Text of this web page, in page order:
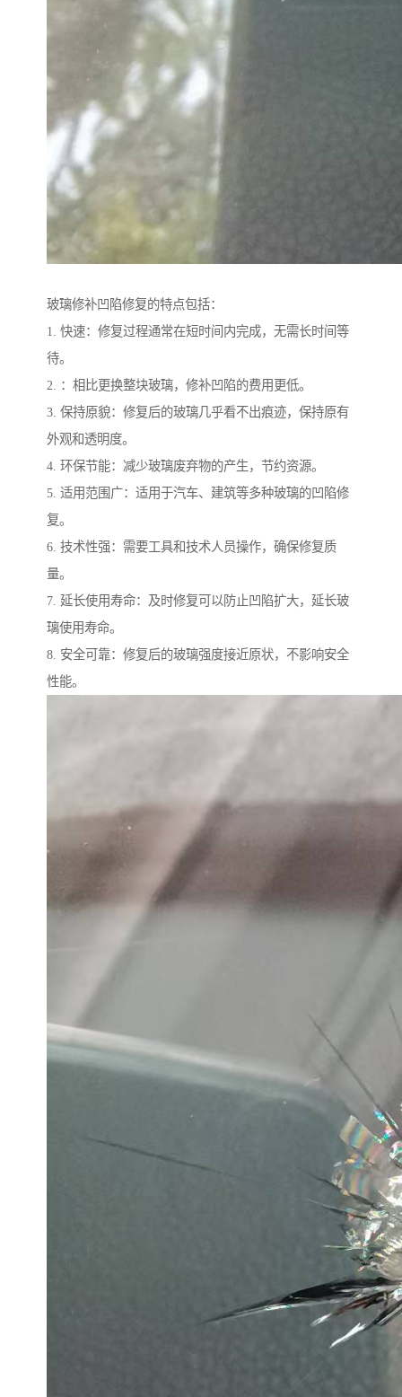
玻璃修补凹陷修复的特点包括：
1. 快速：修复过程通常在短时间内完成，无需长时间等
待。
2. ：相比更换整块玻璃，修补凹陷的费用更低。
3. 保持原貌：修复后的玻璃几乎看不出痕迹，保持原有
外观和透明度。
4. 环保节能：减少玻璃废弃物的产生，节约资源。
5. 适用范围广：适用于汽车、建筑等多种玻璃的凹陷修
复。
6. 技术性强：需要工具和技术人员操作，确保修复质
量。
7. 延长使用寿命：及时修复可以防止凹陷扩大，延长玻
璃使用寿命。
8. 安全可靠：修复后的玻璃强度接近原状，不影响安全
性能。